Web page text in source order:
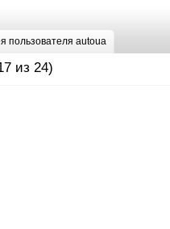
пользователя autoua
из 24)